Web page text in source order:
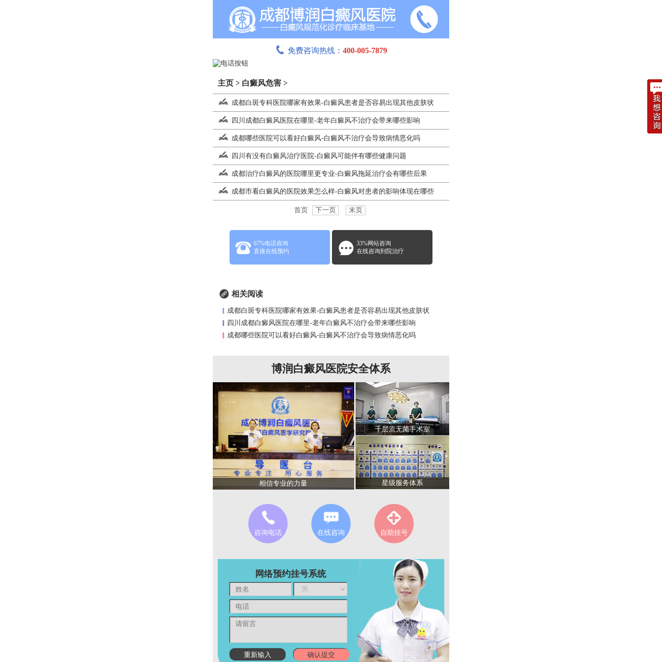
免费咨询热线： 400-005-7879
主页 > 白癜风危害 >
成都白斑专科医院哪家有效果-白癜风患者是否容易出现其他皮肤状
四川成都白癜风医院在哪里-老年白癜风不治疗会带来哪些影响
成都哪些医院可以看好白癜风-白癜风不治疗会导致病情恶化吗
四川有没有白癜风治疗医院-白癜风可能伴有哪些健康问题
成都治疗白癜风的医院哪里更专业-白癜风拖延治疗会有哪些后果
成都市看白癜风的医院效果怎么样-白癜风对患者的影响体现在哪些
首页 下一页 末页
67%电话咨询
直接在线预约
33%网站咨询
在线咨询到院治疗
相关阅读
成都白斑专科医院哪家有效果-白癜风患者是否容易出现其他皮肤状
四川成都白癜风医院在哪里-老年白癜风不治疗会带来哪些影响
成都哪些医院可以看好白癜风-白癜风不治疗会导致病情恶化吗
博润白癜风医院安全体系
相信专业的力量
千层流无菌手术室
星级服务体系
咨询电话 在线咨询 自助挂号
网络预约挂号系统